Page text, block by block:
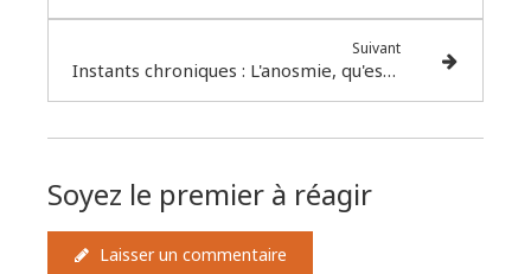
Suivant
Instants chroniques : L'anosmie, qu'est-ce donc ?
Soyez le premier à réagir
Laisser un commentaire